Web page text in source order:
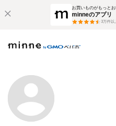
お買いものがもっと
minneのアプリ
3万件以